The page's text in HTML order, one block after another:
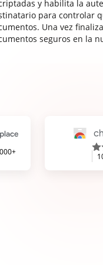
y habilita la
para controlar
Una vez
seguros en la